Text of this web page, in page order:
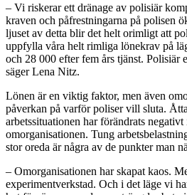
– Vi riskerar ett dränage av polisiär
kraven och påfrestningarna på polisen
ljuset av detta blir det helt orimligt att
uppfylla våra helt rimliga lönekrav på
och 28 000 efter fem års tjänst. Polisiär
säger Lena Nitz.
Lönen är en viktig faktor, men även
påverkan på varför poliser vill sluta.
arbetssituationen har förändrats negativt
omorganisationen. Tung
stor oreda är några av de punkter man
– Omorganisationen har skapat kaos.
experimentverkstad. Och i det läge vi